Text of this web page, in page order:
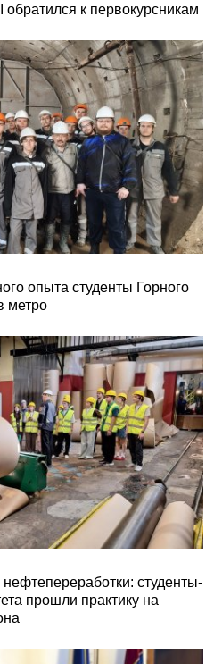
к первокурсникам
опыта студенты Горного
метро
студенты-
прошли практику на